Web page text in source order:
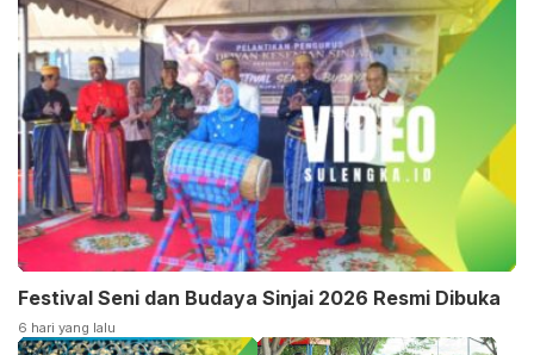
Festival Seni dan Budaya Sinjai 2026 Resmi Dibuka
6 hari yang lalu